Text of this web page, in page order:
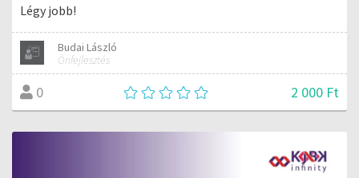
Légy jobb!
Budai László
Önfejlesztés
0 2 000 Ft